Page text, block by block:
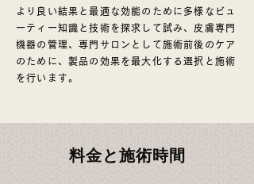
より良い結果と最適な効能のために多様なビュ
ーティー知識と技術を探求して試み、皮膚専門
機器の管理、専門サロンとして施術前後のケア
のために、製品の効果を最大化する選択と施術
を行います。
料金と施術時間